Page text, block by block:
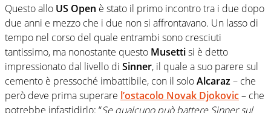
Questo allo US Open è stato il primo incontro tra i due dopo
due anni e mezzo che i due non si affrontavano. Un lasso di
tempo nel corso del quale entrambi sono cresciuti
tantissimo, ma nonostante questo Musettisi è detto
impressionato dal livello di Sinner, il quale a suo parere sul
cemento è pressoché imbattibile, con il soloAlcaraz– che
però deve prima superare l’ostacolo Novak Djokovic– che
potrebbe infastidirlo: “Se qualcuno può battere Sinner sul